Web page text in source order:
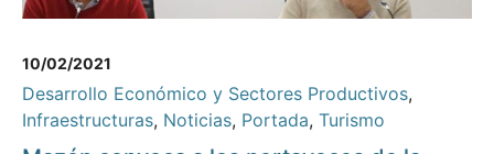
10/02/2021
Desarrollo Económico y Sectores Productivos,
Infraestructuras, Noticias, Portada, Turismo